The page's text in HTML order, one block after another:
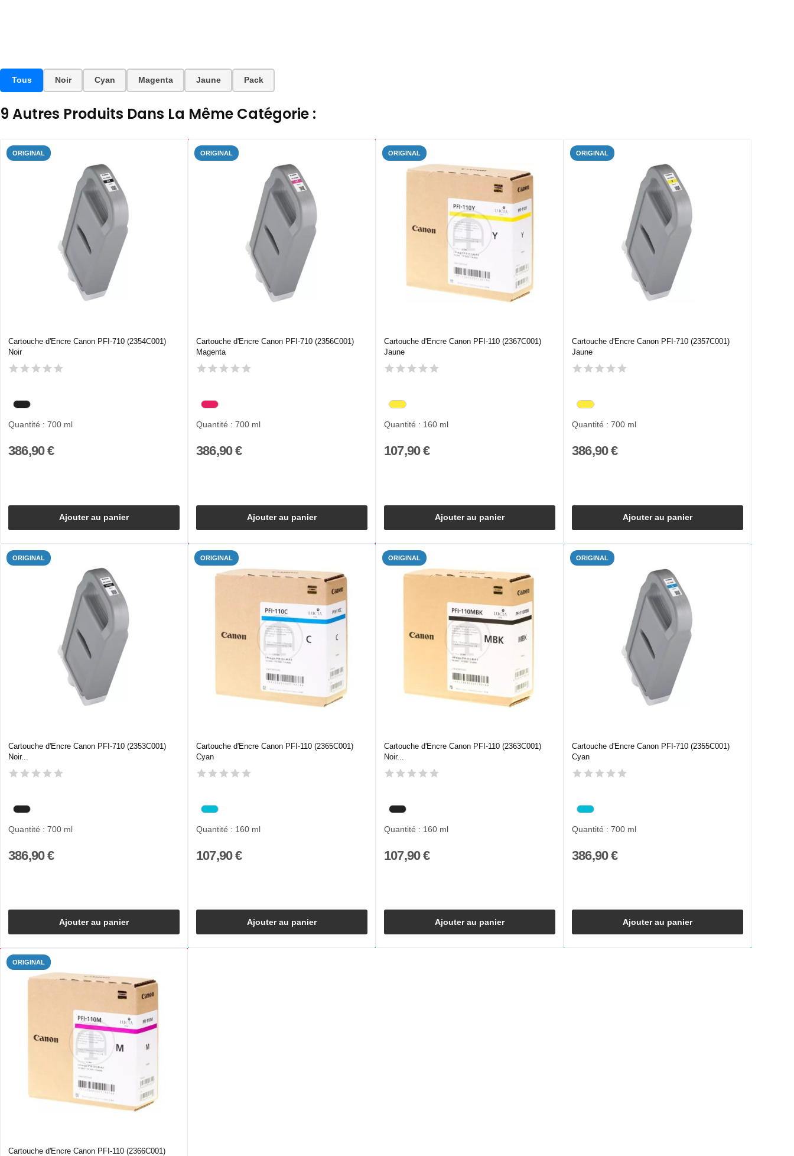
Tous Noir Cyan Magenta Jaune Pack
9 Autres Produits Dans La Même Catégorie :
ORIGINAL
Cartouche d'Encre Canon PFI-710 (2354C001)
Noir
Quantité : 700 ml
386,90 €
Ajouter au panier
ORIGINAL
Cartouche d'Encre Canon PFI-710 (2356C001)
Magenta
Quantité : 700 ml
386,90 €
Ajouter au panier
ORIGINAL
Cartouche d'Encre Canon PFI-110 (2367C001)
Jaune
Quantité : 160 ml
107,90 €
Ajouter au panier
ORIGINAL
Cartouche d'Encre Canon PFI-710 (2357C001)
Jaune
Quantité : 700 ml
386,90 €
Ajouter au panier
ORIGINAL
Cartouche d'Encre Canon PFI-710 (2353C001)
Noir...
Quantité : 700 ml
386,90 €
Ajouter au panier
ORIGINAL
Cartouche d'Encre Canon PFI-110 (2365C001)
Cyan
Quantité : 160 ml
107,90 €
Ajouter au panier
ORIGINAL
Cartouche d'Encre Canon PFI-110 (2363C001)
Noir...
Quantité : 160 ml
107,90 €
Ajouter au panier
ORIGINAL
Cartouche d'Encre Canon PFI-710 (2355C001)
Cyan
Quantité : 700 ml
386,90 €
Ajouter au panier
ORIGINAL
Cartouche d'Encre Canon PFI-110 (2366C001)